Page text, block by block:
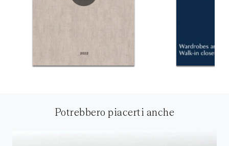
Potrebbero piacerti anche